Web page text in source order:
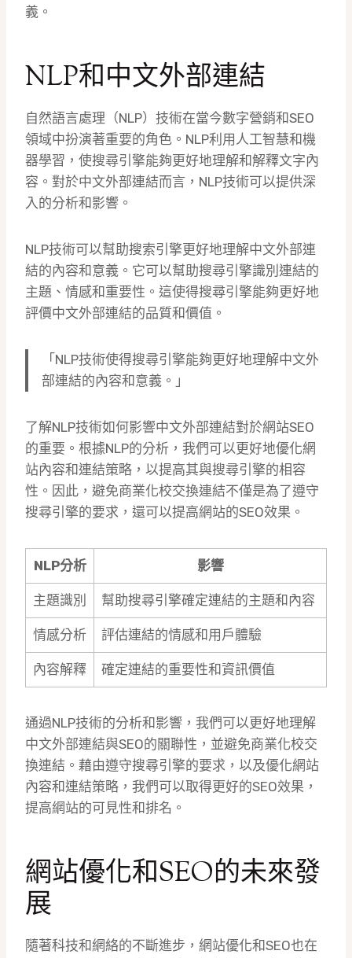
義。
NLP和中文外部連結
自然語言處理（NLP）技術在當今數字營銷和SEO
領域中扮演著重要的角色。NLP利用人工智慧和機
器學習，使搜尋引擎能夠更好地理解和解釋文字內
容。對於中文外部連結而言，NLP技術可以提供深
入的分析和影響。
NLP技術可以幫助搜索引擎更好地理解中文外部連
結的內容和意義。它可以幫助搜尋引擎識別連結的
主題、情感和重要性。這使得搜尋引擎能夠更好地
評價中文外部連結的品質和價值。
「NLP技術使得搜尋引擎能夠更好地理解中文外
部連結的內容和意義。」
了解NLP技術如何影響中文外部連結對於網站SEO
的重要。根據NLP的分析，我們可以更好地優化網
站內容和連結策略，以提高其與搜尋引擎的相容
性。因此，避免商業化校交換連結不僅是為了遵守
搜尋引擎的要求，還可以提高網站的SEO效果。
NLP分析 影響
主題識別 幫助搜尋引擎確定連結的主題和內容
情感分析 評估連結的情感和用戶體驗
內容解釋 確定連結的重要性和資訊價值
通過NLP技術的分析和影響，我們可以更好地理解
中文外部連結與SEO的關聯性，並避免商業化校交
換連結。藉由遵守搜尋引擎的要求，以及優化網站
內容和連結策略，我們可以取得更好的SEO效果，
提高網站的可見性和排名。
網站優化和SEO的未來發
展
隨著科技和網絡的不斷進步，網站優化和SEO也在